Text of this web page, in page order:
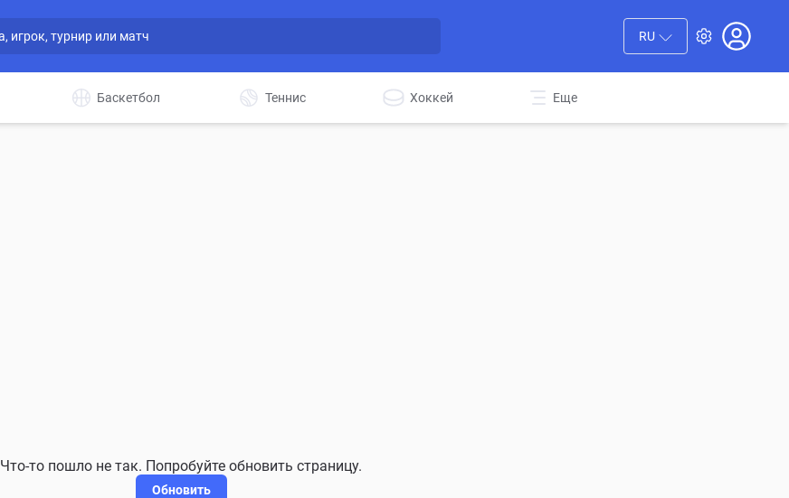
RU
Баскетбол Теннис Хоккей Еще
Что-то пошло не так. Попробуйте обновить страницу.
Обновить